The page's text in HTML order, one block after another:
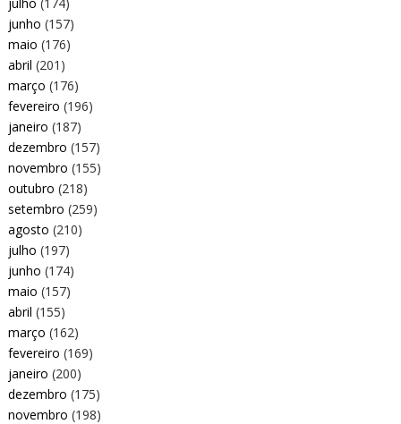
junho (157)
maio (176)
abril (201)
março (176)
fevereiro (196)
janeiro (187)
dezembro (157)
novembro (155)
outubro (218)
setembro (259)
agosto (210)
julho (197)
junho (174)
maio (157)
abril (155)
março (162)
fevereiro (169)
janeiro (200)
dezembro (175)
novembro (198)